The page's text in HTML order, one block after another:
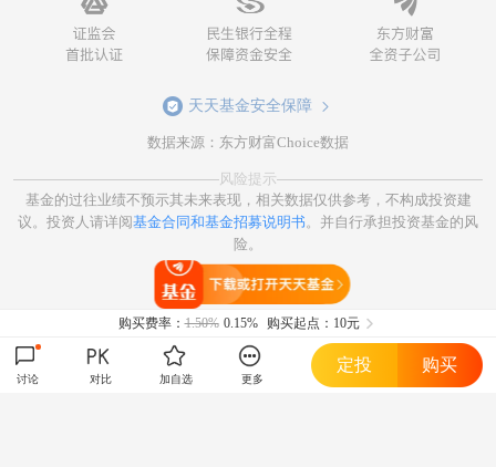
天天基金安全保障
数据来源：东方财富Choice数据
风险提示
基金的过往业绩不预示其未来表现，相关数据仅供参考，不构成投资建
议。投资人请详阅基金合同和基金招募说明书。并自行承担投资基金的风
险。
购买费率：1.50% 0.15% 购买起点：10元
讨论 对比 加自选 更多
定投 购买
打开天天基金